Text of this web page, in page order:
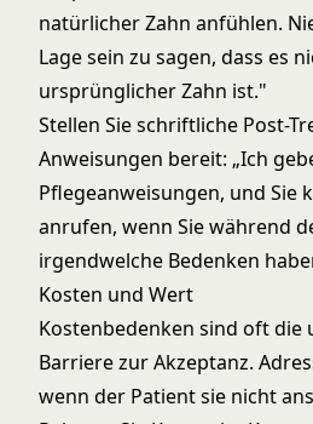
natürlicher Zahn anfühlen.
Lage sein zu sagen, dass es
ursprünglicher Zahn ist."
Stellen Sie schriftliche Post-
Anweisungen bereit: „Ich
Pflegeanweisungen, und Sie
anrufen, wenn Sie während
irgendwelche Bedenken
Kosten und Wert
Kostenbedenken sind oft die
Barriere zur Akzeptanz.
wenn der Patient sie nicht